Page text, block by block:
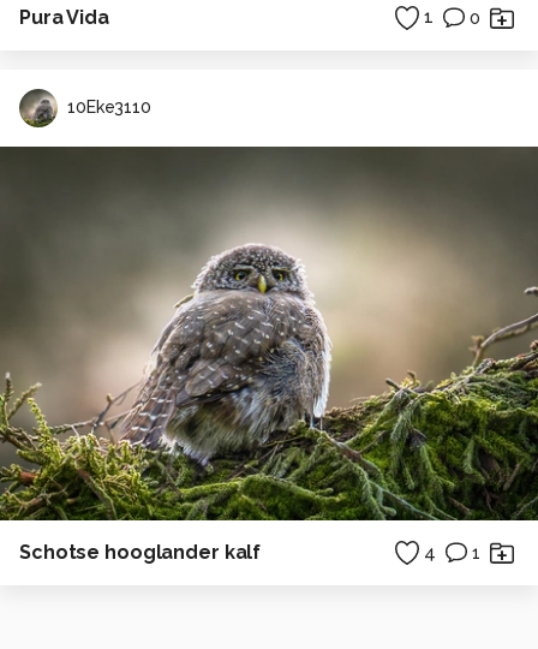
Pura Vida 1 0
10Eke3110
Schotse hooglander kalf 4 1